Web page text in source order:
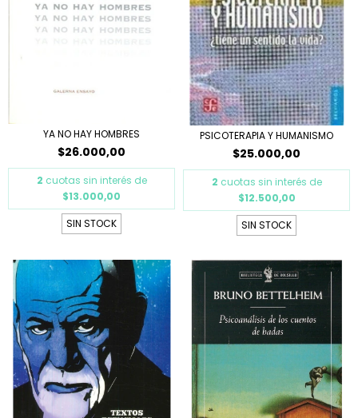
YA NO HAY HOMBRES
$26.000,00
2 cuotas sin interés de
$13.000,00
SIN STOCK
PSICOTERAPIA Y HUMANISMO
$25.000,00
2 cuotas sin interés de
$12.500,00
SIN STOCK